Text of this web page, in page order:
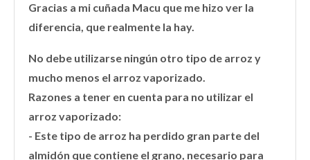
Gracias a mi cuñada Macu que me hizo ver la
diferencia, que realmente la hay.
No debe utilizarse ningún otro tipo de arroz y
mucho menos el arroz vaporizado.
Razones a tener en cuenta para no utilizar el
arroz vaporizado:
- Este tipo de arroz ha perdido gran parte del
almidón que contiene el grano, necesario para